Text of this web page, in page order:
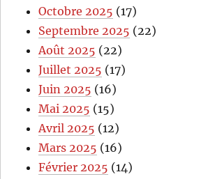
Octobre 2025 (17)
Septembre 2025 (22)
Août 2025 (22)
Juillet 2025 (17)
Juin 2025 (16)
Mai 2025 (15)
Avril 2025 (12)
Mars 2025 (16)
Février 2025 (14)